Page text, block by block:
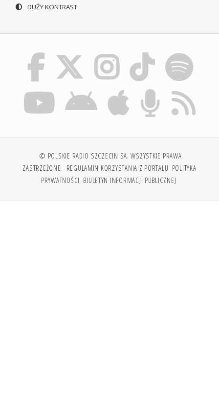
DUŻY KONTRAST
© POLSKIE RADIO SZCZECIN SA. WSZYSTKIE PRAWA
ZASTRZEŻONE. REGULAMIN KORZYSTANIA Z PORTALU POLITYKA
PRYWATNOŚCI BIULETYN INFORMACJI PUBLICZNEJ